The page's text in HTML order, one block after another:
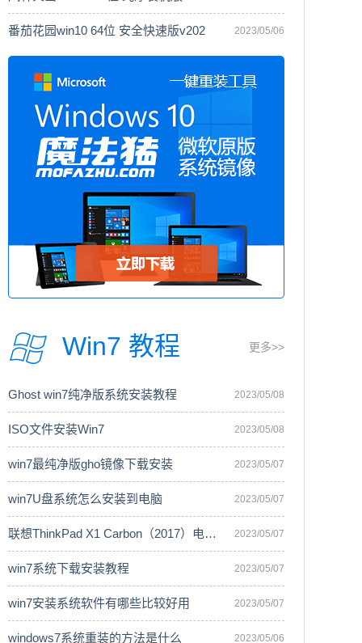
番茄花园win10 64位 安全快速版v202 2023/05/06
Win7 教程 更多>>
Ghost win7纯净版系统安装教程 2023/05/08
ISO文件安装Win7 2023/05/08
win7最纯净版gho镜像下载安装 2023/05/07
win7U盘系统怎么安装到电脑 2023/05/07
联想ThinkPad X1 Carbon（2017）电脑安 2023/05/07
win7系统下载安装教程 2023/05/07
win7安装系统软件有哪些比较好用 2023/05/07
windows7系统重装的方法是什么 2023/05/06